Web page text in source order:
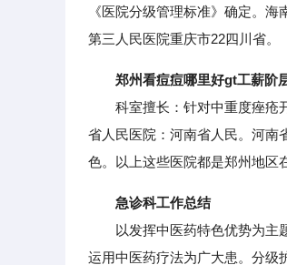
《医院分级管理标准》确定。
第三人民医院重庆市22四川省。
郑州看痘痘哪里好gt工薪阶
科室擅长：针对中重度痤疮开
省人民医院：河南省人民。河南
色。以上这些医院都是郑州地区
急诊科工作总结
以发挥中医药特色优势为主题
运用中医药疗法为广大患。分级